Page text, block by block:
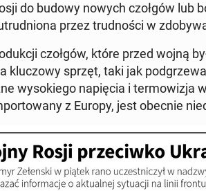
do budowy nowych czołgów lub
przez trud­no­ści w
czołgów, które przed wojną
klu­czo­wy sprzęt, taki jak
wy­so­kie­go na­pię­cia i ter­mo­wi­zja
z Europy, jest obecnie